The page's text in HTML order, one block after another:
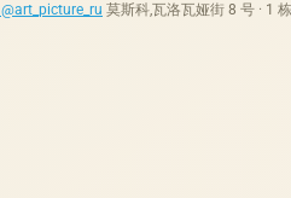
@art_picture_ru 莫斯科,瓦洛瓦娅街 8 号 · 1 栋